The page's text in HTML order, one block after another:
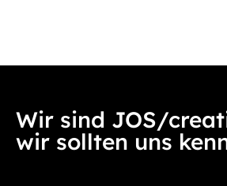
Wir sind JOS/
wir sollten uns